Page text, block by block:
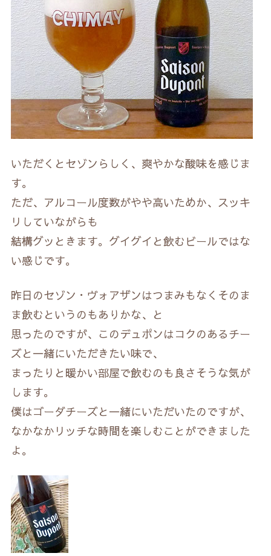
いただくとセゾンらしく、爽やかな酸味を感じま
す。
ただ、アルコール度数がやや高いためか、スッキ
リしていながらも
結構グッときます。グイグイと飲むビールではな
い感じです。
昨日のセゾン・ヴォアザンはつまみもなくそのま
ま飲むというのもありかな、と
思ったのですが、このデュポンはコクのあるチー
ズと一緒にいただきたい味で、
まったりと暖かい部屋で飲むのも良さそうな気が
します。
僕はゴーダチーズと一緒にいただいたのですが、
なかなかリッチな時間を楽しむことができました
よ。